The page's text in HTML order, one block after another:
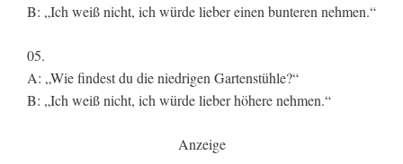
B: „Ich weiß nicht, ich würde lieber einen bunteren nehmen.“
05.
A: „Wie findest du die niedrigen Gartenstühle?“
B: „Ich weiß nicht, ich würde lieber höhere nehmen.“
Anzeige